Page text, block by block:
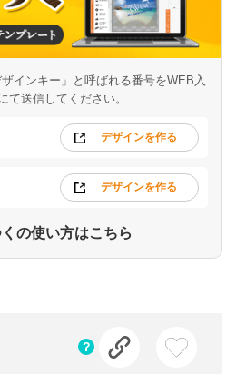
インキー」と呼ばれる番号をWEB入
て送信してください。
デザインを作る
デザインを作る
の使い方はこちら